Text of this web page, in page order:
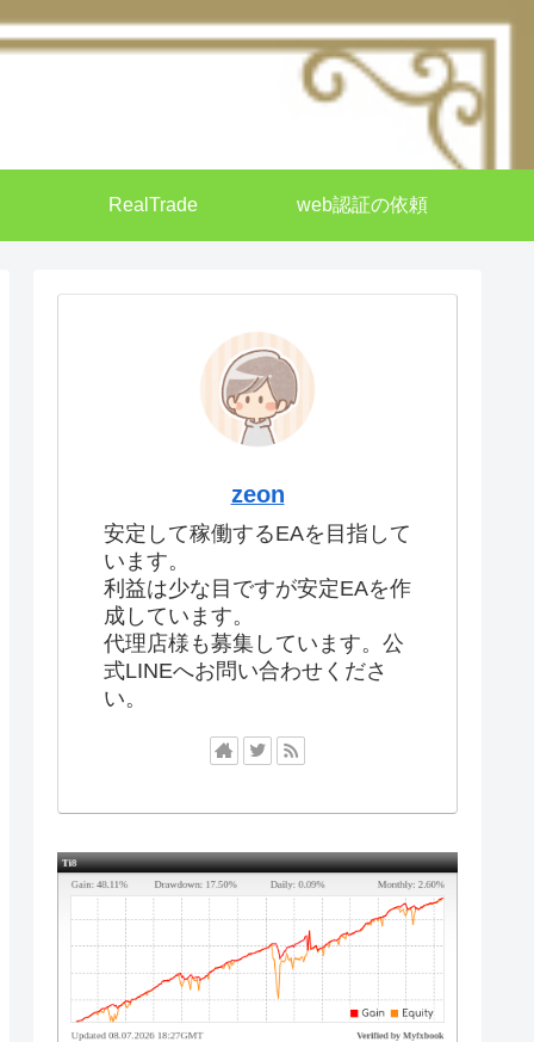
RealTrade web認証の依頼
zeon
安定して稼働するEAを目指して
います。
利益は少な目ですが安定EAを作
成しています。
代理店様も募集しています。公
式LINEへお問い合わせくださ
い。